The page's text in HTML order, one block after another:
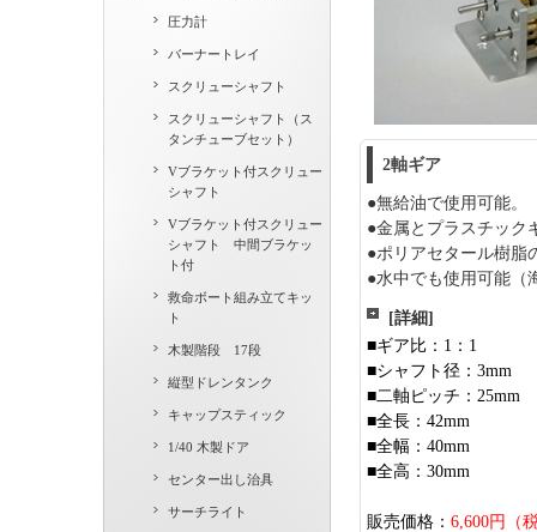
2軸ギア
●無給油で使用可能。
●金属とプラスチック
●ポリアセタール樹脂
●水中でも使用可能（
[詳細]
■ギア比：1：1
■シャフト径：3mm
■二軸ピッチ：25mm
■全長：42mm
■全幅：40mm
■全高：30mm
販売価格： 6,600円（
圧力計
バーナートレイ
スクリューシャフト
スクリューシャフト（ス
タンチューブセット）
Vブラケット付スクリュー
シャフト
Vブラケット付スクリュー
シャフト 中間ブラケッ
ト付
救命ボート組み立てキッ
ト
木製階段 17段
縦型ドレンタンク
キャップスティック
1/40 木製ドア
センター出し治具
サーチライト